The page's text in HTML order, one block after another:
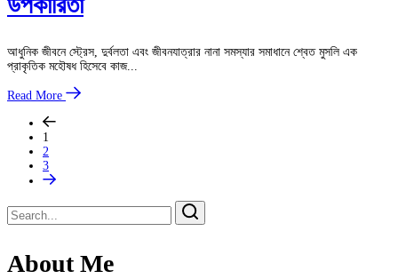
আধুনিক জীবনে স্ট্রেস, দুর্বলতা এবং জীবনযাত্রার নানা সমস্যার সমাধানে শ্বেত মুসলি এক
প্রাকৃতিক মহৌষধ হিসেবে কাজ...
Read More
1
2
3
About Me